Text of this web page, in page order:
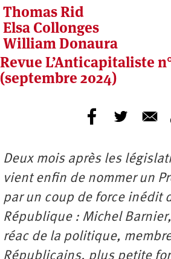
Thomas Rid
Elsa Collonges
William Donaura
Revue L’Anticapitaliste
(septembre 2024)
Deux mois après les
vient enfin de nommer un
par un coup de force inédit
République : Michel
réac de la politique,
Républicains, plus petite